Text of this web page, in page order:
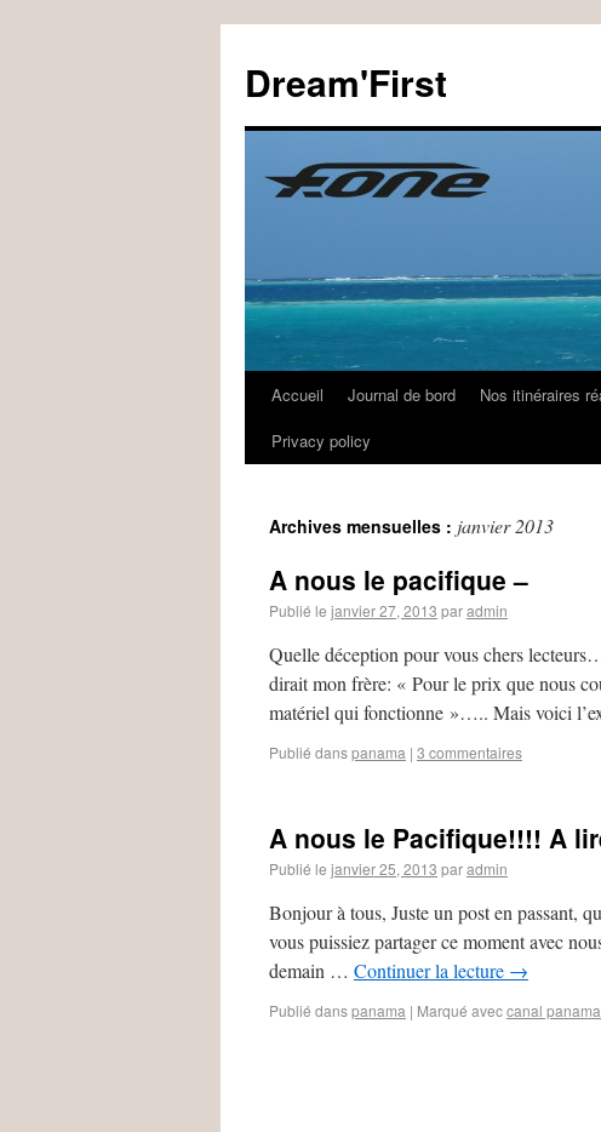
Dream'First
Accueil Journal de bord Nos itinéraires
Privacy policy
Archives mensuelles : janvier 2013
A nous le pacifique –
Publié le janvier 27, 2013 paradmin
Quelle déception pour vous chers
dirait mon frère: « Pour le prix que nous
matériel qui fonctionne »….. Mais voici
Publié danspanama | 3 commentaires
A nous le Pacifique!!!! A
Publié le janvier 25, 2013 paradmin
Bonjour à tous, Juste un post en passant,
vous puissiez partager ce moment avec
demain … Continuer la lecture →
Publié danspanama | Marqué aveccanal